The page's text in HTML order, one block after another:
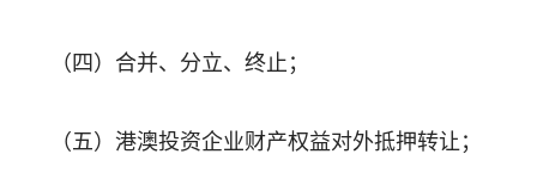
（四）合并、分立、终止；
（五）港澳投资企业财产权益对外抵押转让；